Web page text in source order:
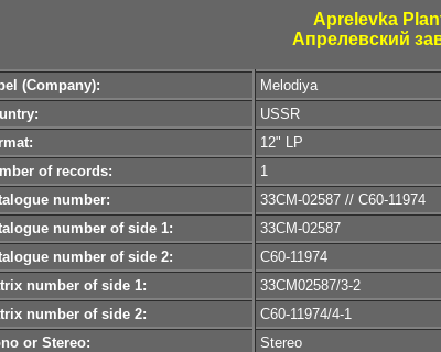
Aprelevka
Апрелевский
(Company):
Melodiya
USSR
12" LP
of records:
1
number:
33СМ-02587 // С60-11974
number of side 1:
33СМ-02587
number of side 2:
С60-11974
number of side 1:
33СМ02587/3-2
number of side 2:
С60-11974/4-1
or Stereo:
Stereo